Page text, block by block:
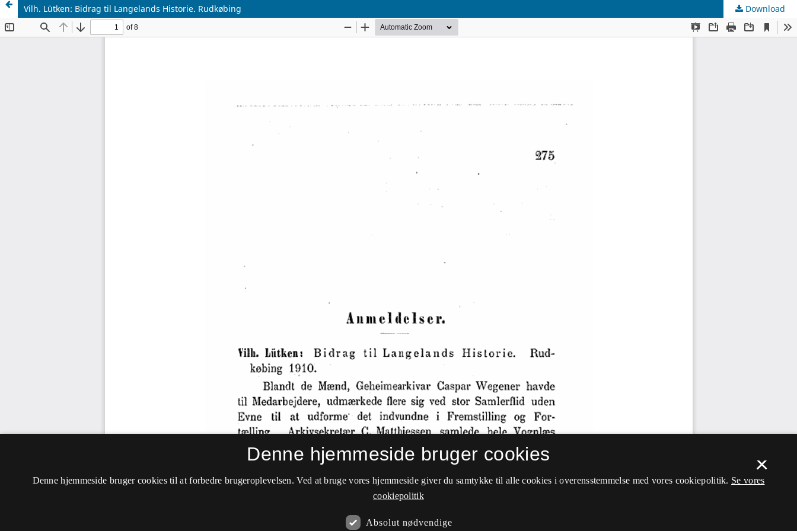
Vilh. Lütken: Bidrag til Langelands Historie. Rudkøbing Download
×
Denne hjemmeside bruger cookies
Denne hjemmeside bruger cookies til at forbedre brugeroplevelsen. Ved at bruge vores hjemmeside giver du samtykke til alle cookies i overensstemmelse med vores cookiepolitik. Se vores
cookiepolitik
Absolut nødvendige